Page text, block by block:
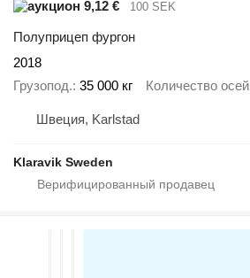
9,12 €
100 SEK
Полуприцеп фургон
2018
Грузопод. 35 000 кг Количество осей
Швеция, Karlstad
Klaravik Sweden